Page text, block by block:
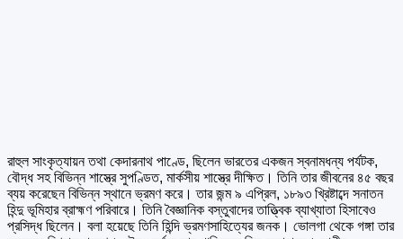
রাহুল সাংকৃত্যায়ন তথা কেদারনাথ পাণ্ডে, ছিলেন ভারতের একজন স্বনামধন্য পর্যটক,
বৌদ্ধ সহ বিভিন্ন শাস্ত্রে সুপণ্ডিত, মার্কসীয় শাস্ত্রে দীক্ষিত। তিনি তার জীবনের ৪৫ বছর
ব্যয় করেছেন বিভিন্ন স্থানে ভ্রমণ করে। তার জন্ম ৯ এপ্রিল, ১৮৯৩ খ্রিষ্টাব্দে সনাতন
হিন্দু ভূমিহার ব্রাহ্মণ পরিবারে। তিনি বৈজ্ঞানিক বস্তুবাদের তাত্ত্বিক ব্যাখ্যাতা হিসাবেও
প্রসিদ্ধ ছিলেন। বলা হয়েছে তিনি হিন্দি ভ্রমণসাহিত্যের জনক। ভোলগা থেকে গঙ্গা তার